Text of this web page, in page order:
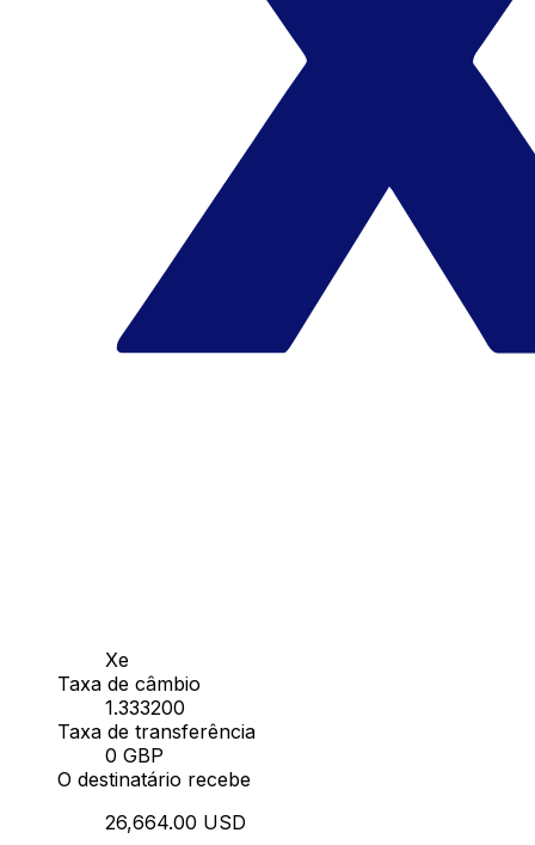
Xe
Taxa de câmbio
1.333200
Taxa de transferência
0 GBP
O destinatário recebe
26,664.00 USD